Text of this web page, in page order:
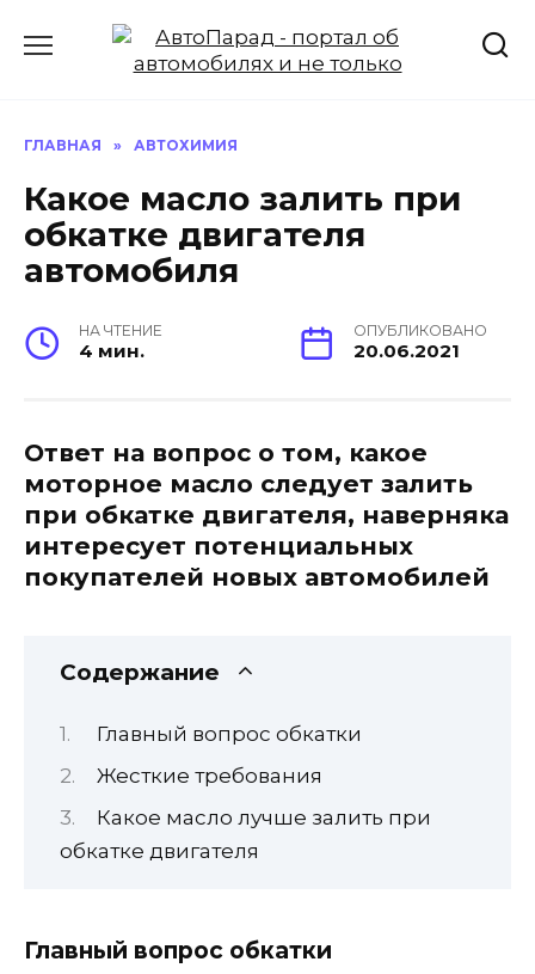
содержанию
ГЛАВНАЯ » АВТОХИМИЯ
Какое масло залить при
обкатке двигателя
автомобиля
НА ЧТЕНИЕ
4 мин.
ОПУБЛИКОВАНО
20.06.2021
Ответ на вопрос о том, какое
моторное масло следует залить
при обкатке двигателя, наверняка
интересует потенциальных
покупателей новых автомобилей
Содержание
Главный вопрос обкатки
Жесткие требования
Какое масло лучше залить при
обкатке двигателя
Главный вопрос обкатки